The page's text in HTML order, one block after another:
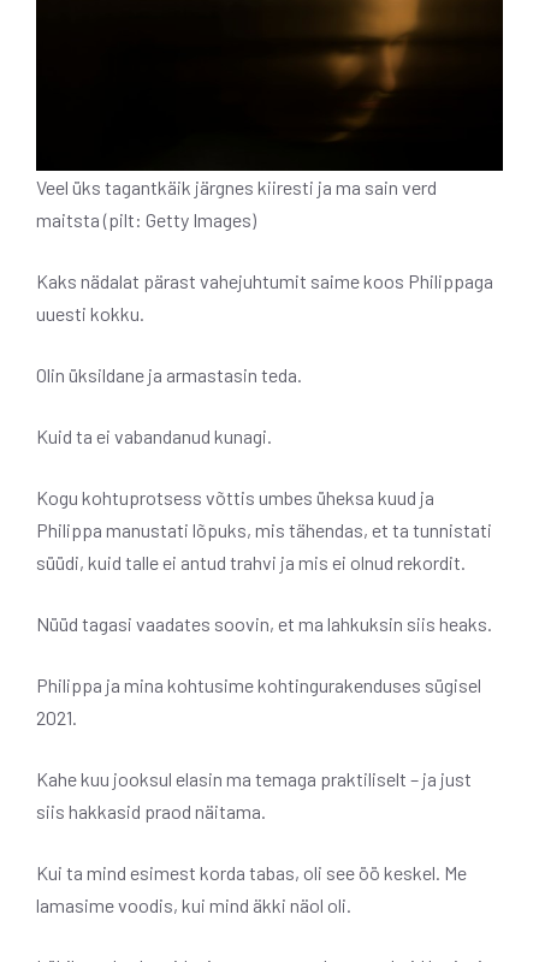
Veel üks tagantkäik järgnes kiiresti ja ma sain verd
maitsta (pilt: Getty Images)
Kaks nädalat pärast vahejuhtumit saime koos Philippaga
uuesti kokku.
Olin üksildane ja armastasin teda.
Kuid ta ei vabandanud kunagi.
Kogu kohtuprotsess võttis umbes üheksa kuud ja
Philippa manustati lõpuks, mis tähendas, et ta tunnistati
süüdi, kuid talle ei antud trahvi ja mis ei olnud rekordit.
Nüüd tagasi vaadates soovin, et ma lahkuksin siis heaks.
Philippa ja mina kohtusime kohtingurakenduses sügisel
2021.
Kahe kuu jooksul elasin ma temaga praktiliselt – ja just
siis hakkasid praod näitama.
Kui ta mind esimest korda tabas, oli see öö keskel. Me
lamasime voodis, kui mind äkki näol oli.